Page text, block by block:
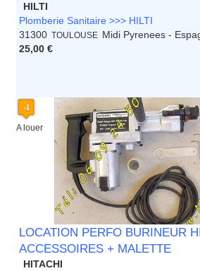
HILTI
Plomberie Sanitaire >>> HILTI
31300 TOULOUSE Midi Pyrenees -
25,00 €
A louer
LOCATION PERFO BURINEUR
ACCESSOIRES + MALETTE
HITACHI